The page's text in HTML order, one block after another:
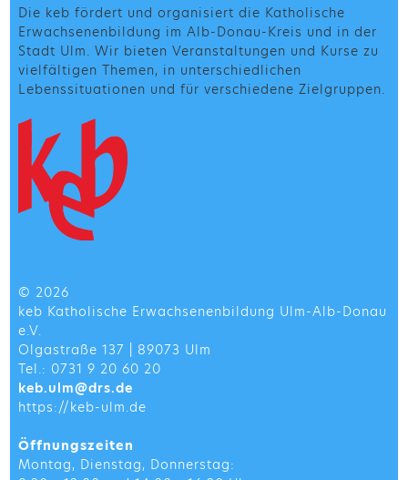
Die keb fördert und organisiert die Katholische
Erwachsenenbildung im Alb-Donau-Kreis und in der
Stadt Ulm. Wir bieten Veranstaltungen und Kurse zu
vielfältigen Themen, in unterschiedlichen
Lebenssituationen und für verschiedene Zielgruppen.
© 2026
keb Katholische Erwachsenenbildung Ulm-Alb-Donau
e.V.
Olgastraße 137 | 89073 Ulm
Tel.: 0731 9 20 60 20
keb.ulm@drs.de
https://keb-ulm.de
Öffnungszeiten
Montag, Dienstag, Donnerstag: